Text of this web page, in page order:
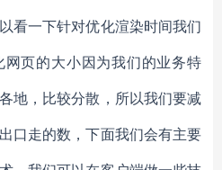
看一下针对优化渲染时间我们
页的大小因为我们的业务特
地，比较分散，所以我们要减
口走的数，下面我们会有主要